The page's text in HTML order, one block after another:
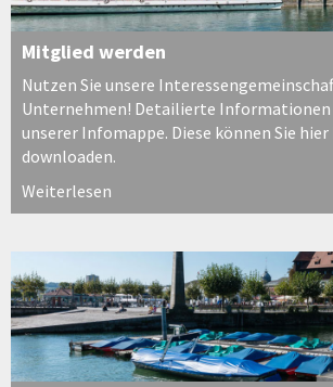
Mitglied werden
Nutzen Sie unsere
Unternehmen! Detailierte Informationen
unserer Infomappe. Diese können Sie hier
downloaden.
Weiterlesen